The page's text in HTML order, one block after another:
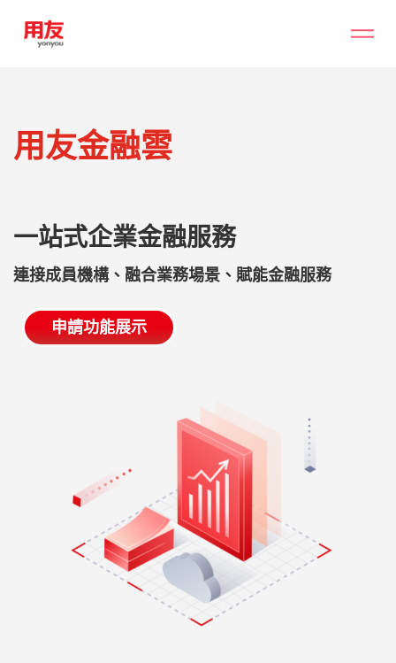
用友金融雲
一站式企業金融服務
連接成員機構、融合業務場景、賦能金融服務
申請功能展示